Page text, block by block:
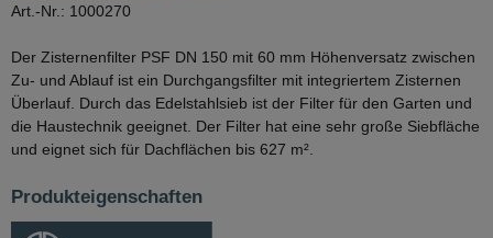
Art.-Nr.: 1000270
Der Zisternenfilter PSF DN 150 mit 60 mm Höhenversatz zwischen
Zu- und Ablauf ist ein Durchgangsfilter mit integriertem Zisternen
Überlauf. Durch das Edelstahlsieb ist der Filter für den Garten und
die Haustechnik geeignet. Der Filter hat eine sehr große Siebfläche
und eignet sich für Dachflächen bis 627 m².
Produkteigenschaften